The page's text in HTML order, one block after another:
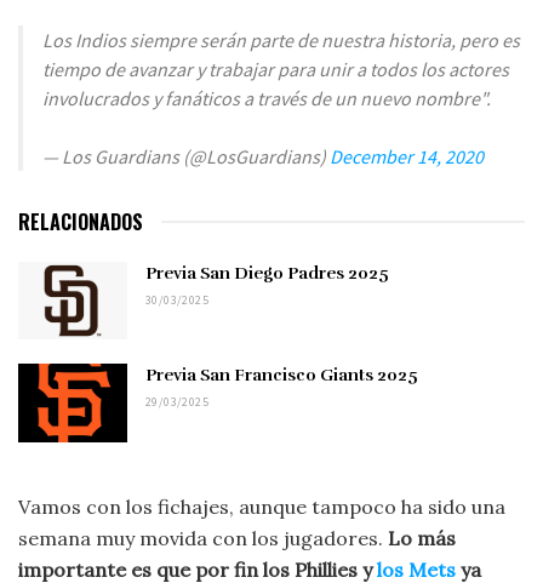
Los Indios siempre serán parte de nuestra historia, pero es
tiempo de avanzar y trabajar para unir a todos los actores
involucrados y fanáticos a través de un nuevo nombre".
— Los Guardians (@LosGuardians) December 14, 2020
RELACIONADOS
Previa San Diego Padres 2025
30/03/2025
Previa San Francisco Giants 2025
29/03/2025
Vamos con los fichajes, aunque tampoco ha sido una
semana muy movida con los jugadores. Lo más
importante es que por fin los Phillies ylos Mets ya